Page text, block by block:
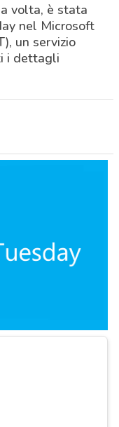
volta, è stata
nel Microsoft
un servizio
i dettagli